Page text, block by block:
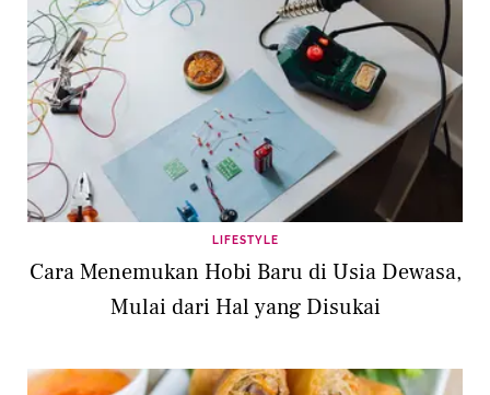
LIFESTYLE
Cara Menemukan Hobi Baru di Usia Dewasa,
Mulai dari Hal yang Disukai